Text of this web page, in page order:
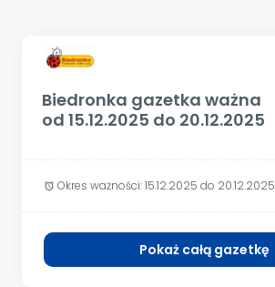
Biedronka gazetka ważna
od 15.12.2025 do 20.12.2025
alarm Okres ważności:15.12.2025 do 20.12.2025
Pokaż całą gazetkę